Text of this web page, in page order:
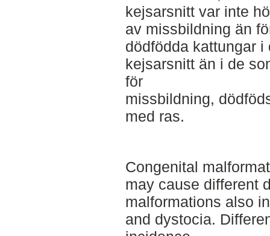
kejsarsnitt var inte
av missbildning än
dödfödda kattungar
kejsarsnitt än i de
för
missbildning,
med ras.
Congenital
may cause different
malformations also
and dystocia.